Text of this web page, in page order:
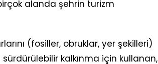
alanda şehrin turizm
(fosiller, obruklar, yer şekilleri)
kalkınma için kullanan,